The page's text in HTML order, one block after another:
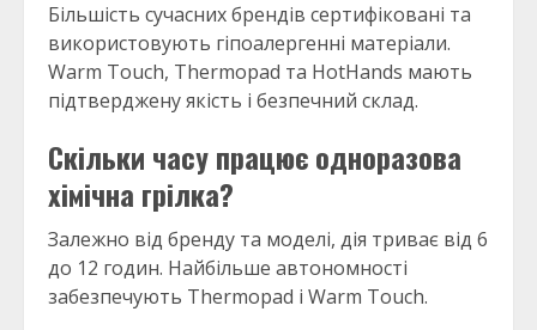
Більшість сучасних брендів сертифіковані та
використовують гіпоалергенні матеріали.
Warm Touch, Thermopad та HotHands мають
підтверджену якість і безпечний склад.
Скільки часу працює одноразова
хімічна грілка?
Залежно від бренду та моделі, дія триває від 6
до 12 годин. Найбільше автономності
забезпечують Thermopad і Warm Touch.